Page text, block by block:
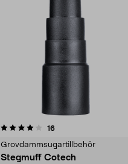
16recensioner
Grovdammsugartillbehör
Stegmuff Cotech
5.0av 5 stjärnor